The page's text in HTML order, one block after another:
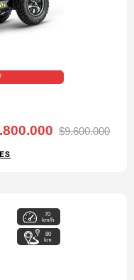
$9.600.000
70
km/h
80
km